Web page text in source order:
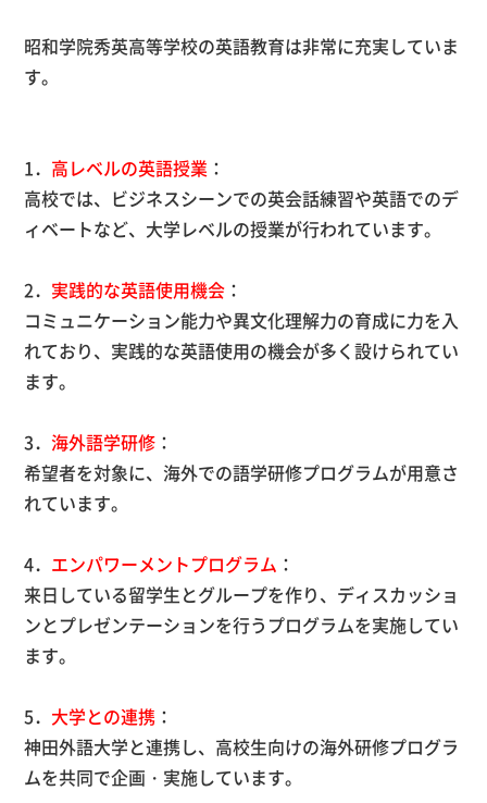
昭和学院秀英高等学校の英語教育は非常に充実していま
す。
1． 高レベルの英語授業 ：
高校では、ビジネスシーンでの英会話練習や英語でのデ
ィベートなど、大学レベルの授業が行われています。
2． 実践的な英語使用機会 ：
コミュニケーション能力や異文化理解力の育成に力を入
れており、実践的な英語使用の機会が多く設けられてい
ます。
3．海外語学研修 ：
希望者を対象に、海外での語学研修プログラムが用意さ
れています。
4． エンパワーメントプログラム ：
来日している留学生とグループを作り、ディスカッショ
ンとプレゼンテーションを行うプログラムを実施してい
ます。
5． 大学との連携 ：
神田外語大学と連携し、高校生向けの海外研修プログラ
ムを共同で企画・実施しています。